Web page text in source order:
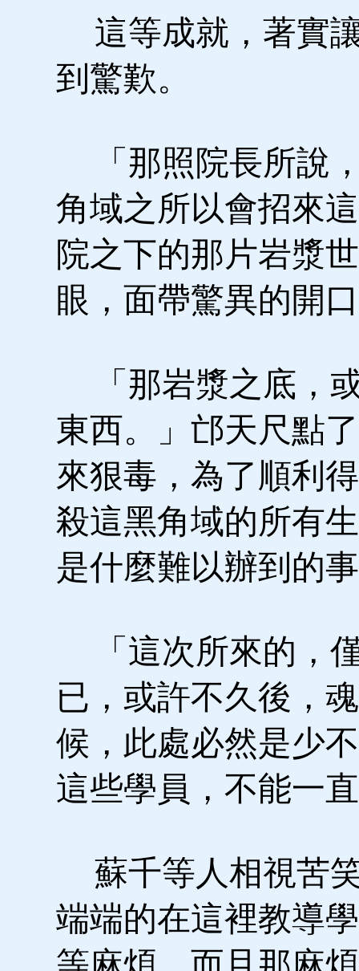
這等成就，著實
到驚歎。
「那照院長所說
角域之所以會招來
院之下的那片岩漿
眼，面帶驚異的開
「那岩漿之底，
東西。」邙天尺點
來狠毒，為了順利
殺這黑角域的所有
是什麼難以辦到的
「這次所來的，
已，或許不久後，
候，此處必然是少
這些學員，不能一
蘇千等人相視苦
端端的在這裡教導